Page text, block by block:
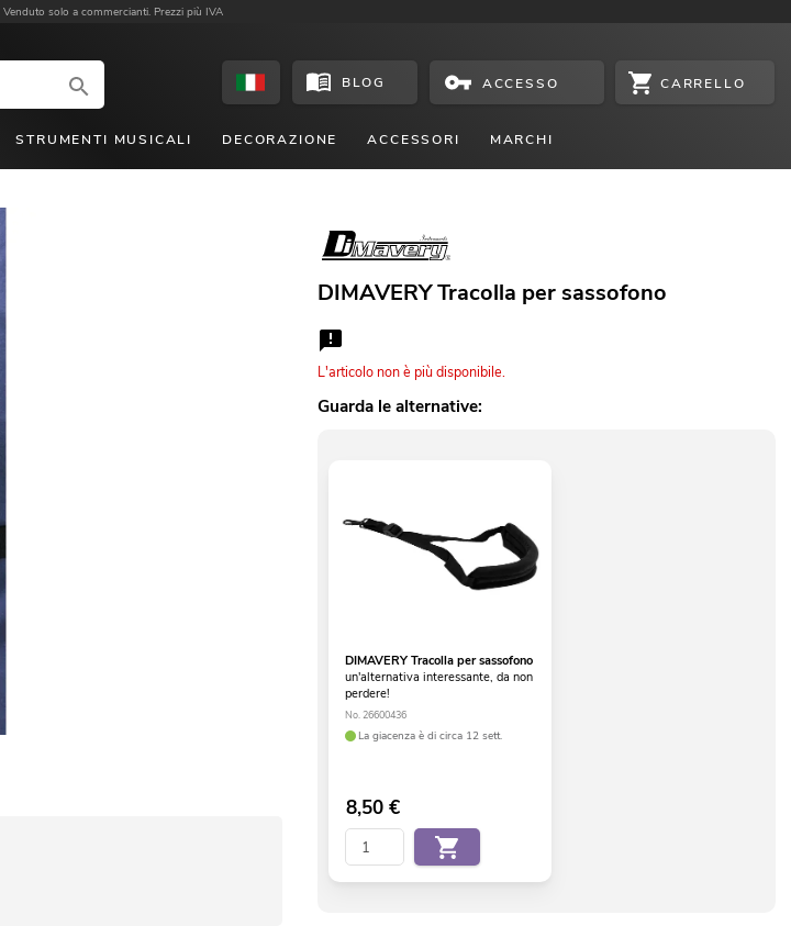
Venduto solo a commercianti. Prezzi più IVA
BLOG ACCESSO CARRELLO
STRUMENTI MUSICALI DECORAZIONE ACCESSORI MARCHI
DIMAVERY Tracolla per sassofono
L'articolo non è più disponibile.
Guarda le alternative:
DIMAVERY Tracolla per sassofono
un'alternativa interessante, da non
perdere!
No. 26600436
La giacenza è di circa 12 sett.
8,50 €